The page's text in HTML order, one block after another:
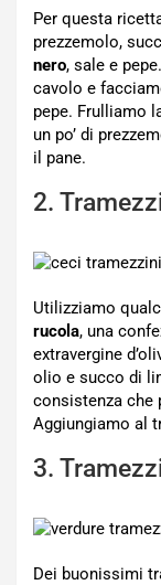
Per questa
prezzemolo,
nero, sale e
cavolo e
pepe. Frulliamo
un po’ di
il pane.
2.
Utilizziamo
rucola, una
extravergine
olio e succo di
consistenza che
Aggiungiamo al
3.
Dei buonissimi